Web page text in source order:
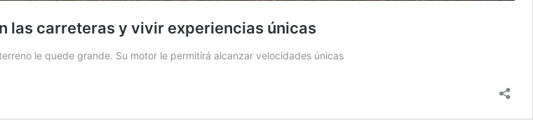
las carreteras y vivir experiencias únicas
le quede grande. Su motor le permitirá alcanzar velocidades únicas